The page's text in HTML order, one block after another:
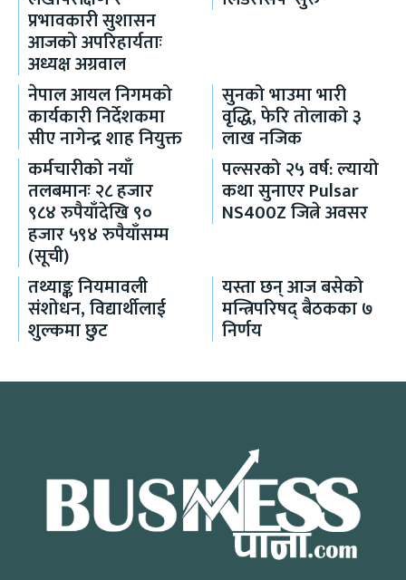
प्रभावकारी सुशासन
आजको अपरिहार्यताः
अध्यक्ष अग्रवाल
नेपाल आयल निगमको
कार्यकारी निर्देशकमा
सीए नागेन्द्र शाह नियुक्त
सुनको भाउमा भारी
वृद्धि, फेरि तोलाको ३
लाख नजिक
कर्मचारीको नयाँ
तलबमानः २८ हजार
९८४ रुपैयाँदेखि ९०
हजार ५९४ रुपैयाँसम्म
(सूची)
पल्सरको २५ वर्ष: ल्यायो
कथा सुनाएर Pulsar
NS400Z जित्ने अवसर
तथ्याङ्क नियमावली
संशोधन, विद्यार्थीलाई
शुल्कमा छुट
यस्ता छन् आज बसेको
मन्त्रिपरिषद् बैठकका ७
निर्णय